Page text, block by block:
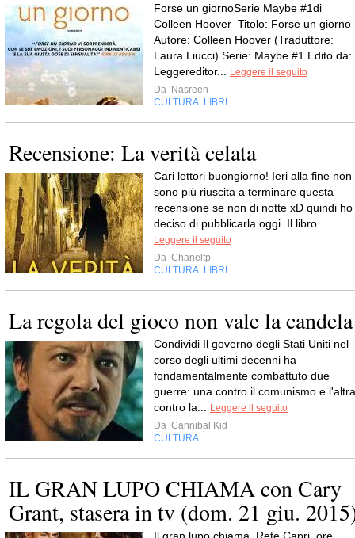
Forse un giornoSerie Maybe #1di
Colleen Hoover Titolo: Forse un giorno
Autore: Colleen Hoover (Traduttore:
Laura Liucci) Serie: Maybe #1 Edito da:
Leggereditor...
Leggere il seguito
Da Nasreen
CULTURA LIBRI
Recensione: La verità celata
Cari lettori buongiorno! Ieri alla fine non
sono più riuscita a terminare questa
recensione se non di notte xD quindi ho
deciso di pubblicarla oggi. Il libro...
Leggere il seguito
Da Chaneltp
CULTURA LIBRI
La regola del gioco non vale la candela
Condividi Il governo degli Stati Uniti nel
corso degli ultimi decenni ha
fondamentalmente combattuto due
guerre: una contro il comunismo e l'altra
contro la...
Leggere il seguito
Da Cannibal Kid
CULTURA
IL GRAN LUPO CHIAMA con Cary
Grant, stasera in tv (dom. 21 giu.